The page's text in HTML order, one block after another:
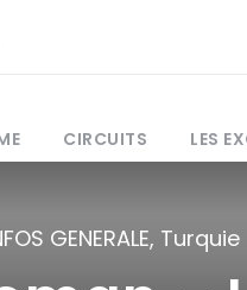
CIRCUITS LES
GENERALE, Turquie